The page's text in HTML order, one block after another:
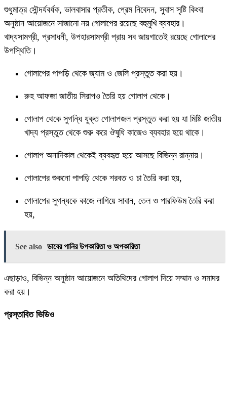
শুধুমাত্র সৌন্দর্যবর্ধক, ভালবাসার প্রতীক, প্রেম নিবেদন, সুবাস সৃষ্টি কিংবা
অনুষ্ঠান আয়োজনে সাজানো নয় গোলাপের রয়েছে বহুমুখি ব্যবহার।
খাদ্যসামগ্রী, প্রসাধনী, উপহারসামগ্রী প্রায় সব জায়গাতেই রয়েছে গোলাপের
উপস্থিতি।
গোলাপের পাপড়ি থেকে জ্যাম ও জেলি প্রস্তুত করা হয়।
রুহ আফজা জাতীয় সিরাপও তৈরি হয় গোলাপ থেকে।
গোলাপ থেকে সুগন্ধি যুক্ত গোলাপজল প্রস্তুত করা হয় যা মিষ্টি জাতীয়
খাদ্য প্রস্তুত থেকে শুরু করে ঔষুধি কাজেও ব্যবহার হয়ে থাকে।
গোলাপ অনাদিকাল থেকেই ব্যবহৃত হয়ে আসছে বিভিন্ন রান্নায়।
গোলাপের শুকনো পাপড়ি থেকে শরবত ও চা তৈরি করা হয়,
গোলাপের সুগন্ধকে কাজে লাগিয়ে সাবান, তেল ও পারফিউম তৈরি করা
হয়,
See also ডাবের পানির উপকারিতা ও অপকারিতা
এছাড়াও, বিভিন্ন অনুষ্ঠান আয়োজনে অতিথিদের গোলাপ দিয়ে সম্মান ও সমাদর
করা হয়।
প্রস্তাবিত ভিডিও